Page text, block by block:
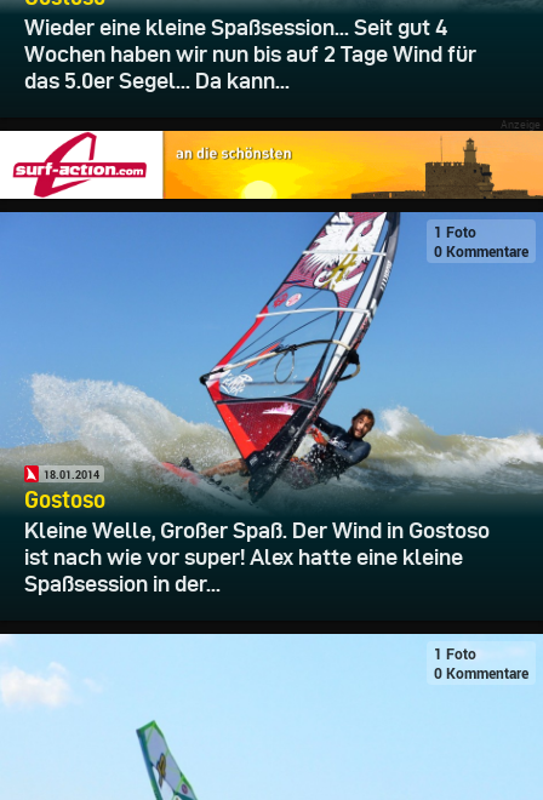
Wieder eine kleine Spaßsession... Seit gut 4
Wochen haben wir nun bis auf 2 Tage Wind für
das 5.0er Segel... Da kann...
1 Foto
0 Kommentare
18.01.2014
Gostoso
Kleine Welle, Großer Spaß. Der Wind in Gostoso
ist nach wie vor super! Alex hatte eine kleine
Spaßsession in der...
1 Foto
0 Kommentare